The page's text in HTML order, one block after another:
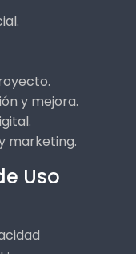
y mejora.
marketing.
Uso